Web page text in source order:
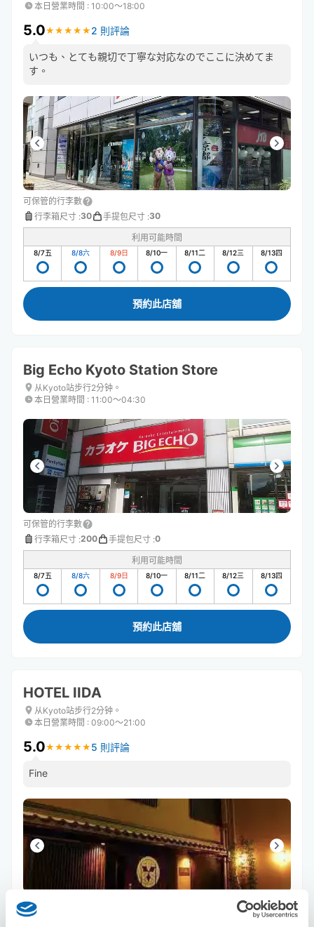
本日營業時間 : 10:00〜18:00
5.0★ ★ ★ ★ ★
★ ★ ★ ★ ★ 2 則評論
いつも、とても親切で丁寧な対応なのでここに決めてま
す。
可保管的行李數
行李箱尺寸 :30 手提包尺寸 :30
利用可能時間
8/7五 8/8六 8/9日 8/10一 8/11二 8/12三 8/13四
預約此店舖
Big Echo Kyoto Station Store
从Kyoto站步行2分钟。
本日營業時間 : 11:00〜04:30
可保管的行李數
行李箱尺寸 :200 手提包尺寸 :0
利用可能時間
8/7五 8/8六 8/9日 8/10一 8/11二 8/12三 8/13四
預約此店舖
HOTEL IIDA
从Kyoto站步行2分钟。
本日營業時間 : 09:00〜21:00
5.0★ ★ ★ ★ ★
★ ★ ★ ★ ★ 5 則評論
Fine
可保管的行李數